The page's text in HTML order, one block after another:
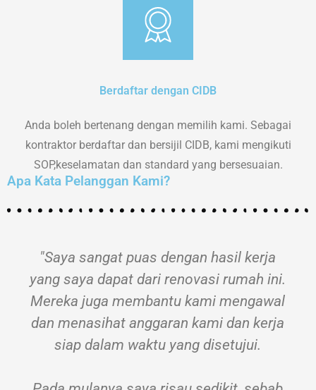
Berdaftar dengan CIDB
Anda boleh bertenang dengan memilih kami. Sebagai
kontraktor berdaftar dan bersijil CIDB, kami mengikuti
SOP,keselamatan dan standard yang bersesuaian.
Apa Kata Pelanggan Kami?
"Saya sangat puas dengan hasil kerja
yang saya dapat dari renovasi rumah ini.
Mereka juga membantu kami mengawal
dan menasihat anggaran kami dan kerja
siap dalam waktu yang disetujui.